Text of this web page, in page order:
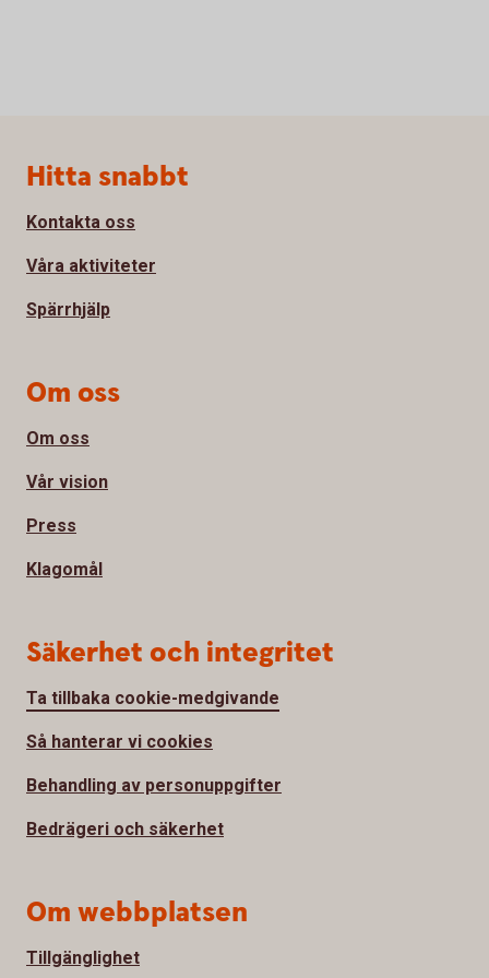
Sidfot
Hitta snabbt
Kontakta oss
Våra aktiviteter
Spärrhjälp
Om oss
Om oss
Vår vision
Press
Klagomål
Säkerhet och integritet
Ta tillbaka cookie-medgivande
Så hanterar vi cookies
Behandling av personuppgifter
Bedrägeri och säkerhet
Om webbplatsen
Tillgänglighet